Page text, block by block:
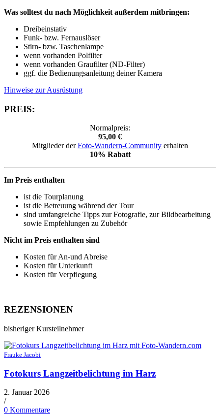
Was solltest du nach Möglichkeit außerdem mitbringen:
Dreibeinstativ
Funk- bzw. Fernauslöser
Stirn- bzw. Taschenlampe
wenn vorhanden Polfilter
wenn vorhanden Graufilter (ND-Filter)
ggf. die Bedienungsanleitung deiner Kamera
Hinweise zur Ausrüstung
PREIS:
Normalpreis:
95,00 €
Mitglieder derFoto-Wandern-Community erhalten
10% Rabatt
Im Preis enthalten
ist die Tourplanung
ist die Betreuung während der Tour
sind umfangreiche Tipps zur Fotografie, zur Bildbearbeitung
sowie Empfehlungen zu Zubehör
Nicht im Preis enthalten sind
Kosten für An-und Abreise
Kosten für Unterkunft
Kosten für Verpflegung
REZENSIONEN
bisheriger Kursteilnehmer
Frauke Jacobi
Fotokurs Langzeitbelichtung im Harz
2. Januar 2026
/
0 Kommentare